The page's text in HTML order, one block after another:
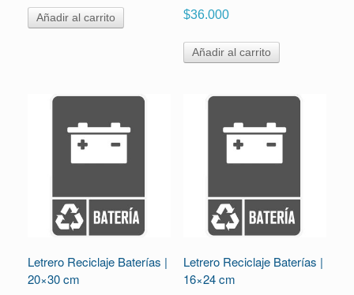
Añadir al carrito $36.000
Añadir al carrito
Letrero Reciclaje Baterías |
20×30 cm
Letrero Reciclaje Baterías |
16×24 cm